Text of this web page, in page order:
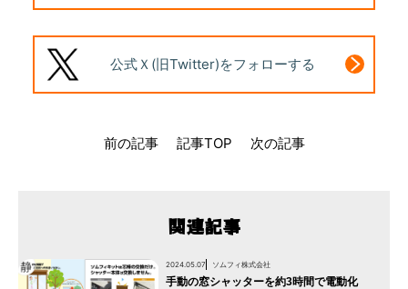
公式Ｘ(旧Twitter)をフォローする
前の記事 記事TOP 次の記事
関連記事
2024.05.07 ソムフィ株式会社
手動の窓シャッターを約3時間で電動化